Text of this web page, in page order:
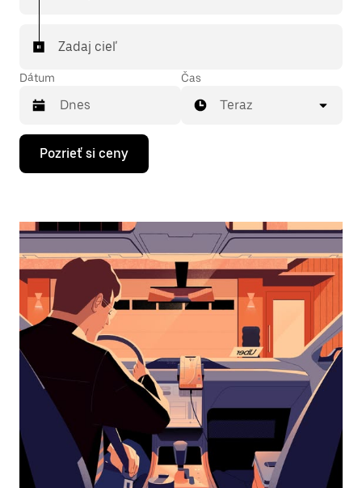
Zadaj cieľ
Dátum
Stlačením
šípky
nadol
vyber
Kalendár
zatvoríš
stlačením
klávesu
Esc.
Čas
Teraz
Pozrieť si ceny